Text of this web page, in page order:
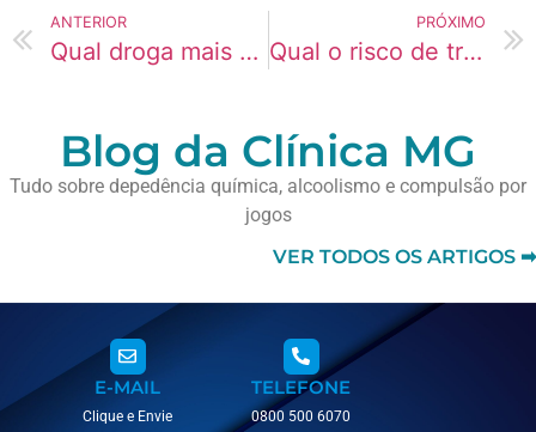
ANTERIOR
Qual droga mais agrava quadros de ansiedade?
PRÓXIMO
Qual o risco de tratar depressão com álcool ou drogas?
Blog da Clínica MG
Tudo sobre depedência química, alcoolismo e compulsão por
jogos
VER TODOS OS ARTIGOS ➡
E-MAIL
Clique e Envie
TELEFONE
0800 500 6070